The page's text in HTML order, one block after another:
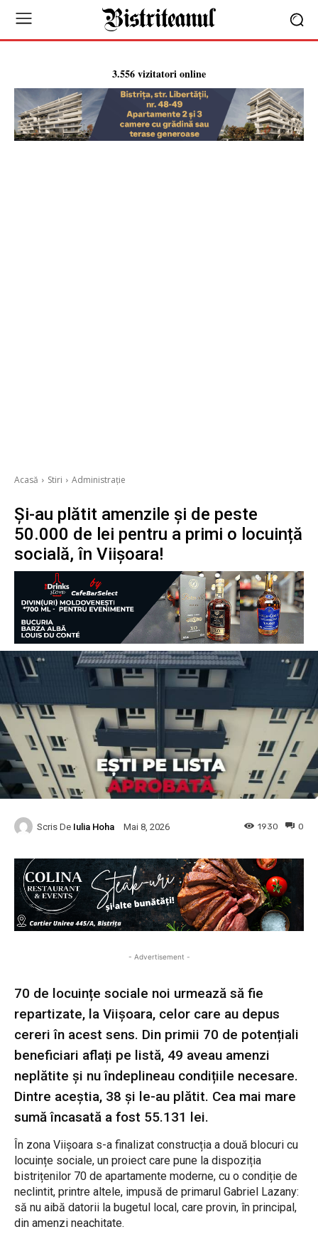
3.556 vizitatori online
Acasă Stiri Administrație
Și-au plătit amenzile și de peste
50.000 de lei pentru a primi o locuință
socială, în Viișoara!
Scris De Iulia Hoha Mai 8, 2026 0
1930
- Advertisement -
70 de locuințe sociale noi urmează să fie
repartizate, la Viișoara, celor care au depus
cereri în acest sens. Din primii 70 de potențiali
beneficiari aflați pe listă, 49 aveau amenzi
neplătite și nu îndeplineau condițiile necesare.
Dintre aceștia, 38 și le-au plătit. Cea mai mare
sumă încasată a fost 55.131 lei.
În zona Viișoara s-a finalizat construcția a două blocuri cu
locuințe sociale, un proiect care pune la dispoziția
bistrițenilor 70 de apartamente moderne, cu o condiție de
neclintit, printre altele, impusă de primarul Gabriel Lazany:
să nu aibă datorii la bugetul local, care provin, în principal,
din amenzi neachitate.